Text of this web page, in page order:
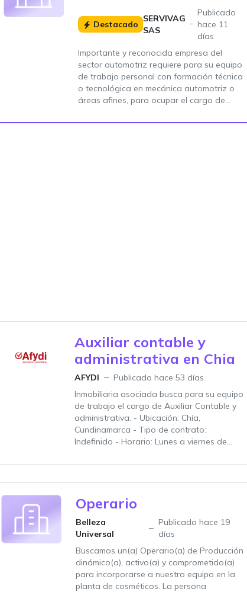
Destacado
SERVIVAG
SAS
Publicado
hace 11
días
Importante y reconocida empresa del
sector automotriz requiere para su equipo
de trabajo personal con formación técnica
o tecnológica en mecánica automotriz o
áreas afines, para ocupar el cargo de...
Auxiliar contable y
administrativa en Chia
AFYDI
Publicado hace 53 días
Inmobiliaria asociada busca para su equipo
de trabajo el cargo de Auxiliar Contable y
administrativa. - Ubicación: Chía,
Cundinamarca - Tipo de contrato:
Indefinido - Horario: Lunes a viernes de...
Operario
Belleza
Universal
Publicado hace 19
días
Buscamos un(a) Operario(a) de Producción
dinámico(a), activo(a) y comprometido(a)
para incorporarse a nuestro equipo en la
planta de cosméticos. La persona